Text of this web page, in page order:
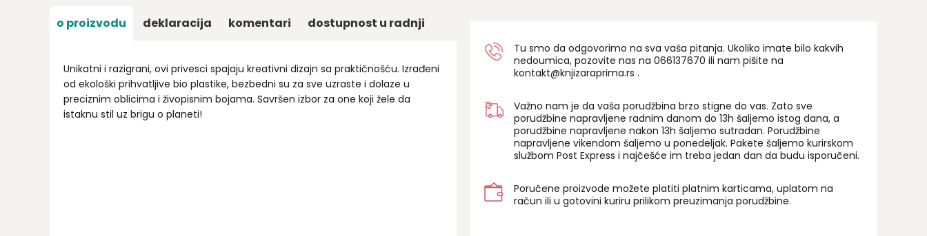
o proizvodu deklaracija komentari dostupnost u radnji
Unikatni i razigrani, ovi privesci spajaju kreativni dizajn sa praktičnošću. Izrađeni
od ekološki prihvatljive bio plastike, bezbedni su za sve uzraste i dolaze u
preciznim oblicima i živopisnim bojama. Savršen izbor za one koji žele da
istaknu stil uz brigu o planeti!
Tu smo da odgovorimo na sva vaša pitanja. Ukoliko imate bilo kakvih
nedoumica, pozovite nas na 066137670 ili nam pišite na
kontakt@knjizaraprima.rs .
Važno nam je da vaša porudžbina brzo stigne do vas. Zato sve
porudžbine napravljene radnim danom do 13h šaljemo istog dana, a
porudžbine napravljene nakon 13h šaljemo sutradan. Porudžbine
napravljene vikendom šaljemo u ponedeljak. Pakete šaljemo kurirskom
službom Post Express i najčešće im treba jedan dan da budu isporučeni.
Poručene proizvode možete platiti platnim karticama, uplatom na
račun ili u gotovini kuriru prilikom preuzimanja porudžbine.